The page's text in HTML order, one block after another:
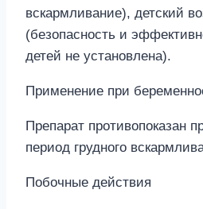
вскармливание), детский
(безопасность и
детей не установлена).
Применение при
Препарат противопоказан
период грудного
Побочные действия